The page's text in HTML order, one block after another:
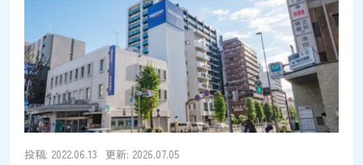
メールで具体的な金額を提示できる業者を選ぶ
ことが、後からの追加請求トラブルを防ぐ最大
のポイント タンス・ソファなどサイズに個体差
がある品目は事前に寸法を測定し、搬出条件は
最初から正確に伝える。階数・エレベーターの
有無・玄関から道路までの距離を伝えると見積
投稿: 2022.06.13 更新: 2026.07.05